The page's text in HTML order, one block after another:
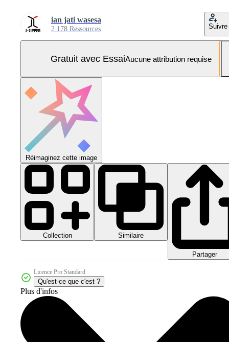
ian jati wasesa
2 178 Ressources Suivre
Gratuit avec EssaiAucune attribution requise
Réimaginez cette image
Collection Similaire
Partager
Licence Pro Standard
Qu'est-ce que c'est ?
Plus d'infos